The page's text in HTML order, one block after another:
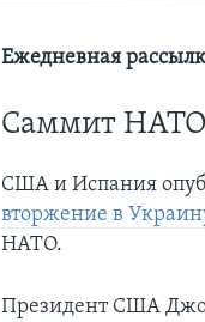
Ежедневная
Саммит НАТО
США и Испания
вторжение в
НАТО.
Президент США Джо